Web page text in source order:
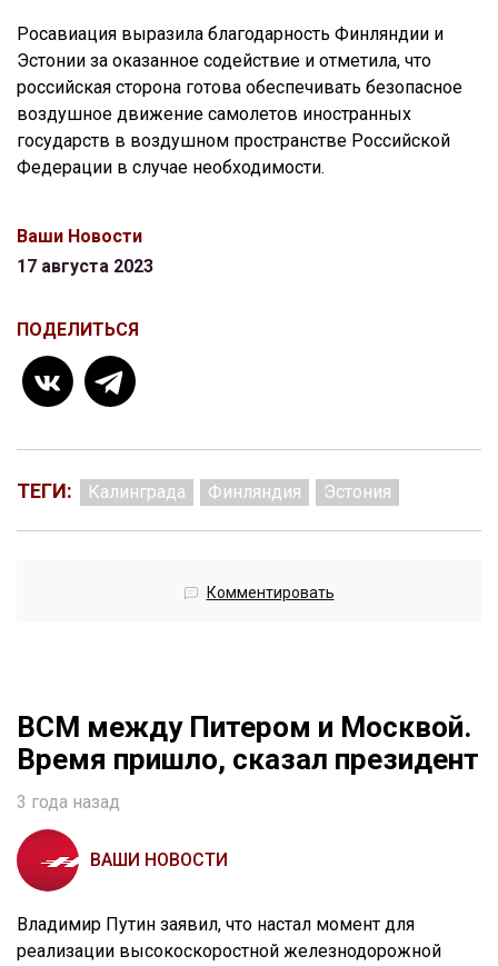
Росавиация выразила благодарность Финляндии и
Эстонии за оказанное содействие и отметила, что
российская сторона готова обеспечивать безопасное
воздушное движение самолетов иностранных
государств в воздушном пространстве Российской
Федерации в случае необходимости.
Ваши Новости
17 августа 2023
ПОДЕЛИТЬСЯ
ТЕГИ: Калинграда Финляндия Эстония
Комментировать
ВСМ между Питером и Москвой.
Время пришло, сказал президент
3 года назад
ВАШИ НОВОСТИ
Владимир Путин заявил, что настал момент для
реализации высокоскоростной железнодорожной